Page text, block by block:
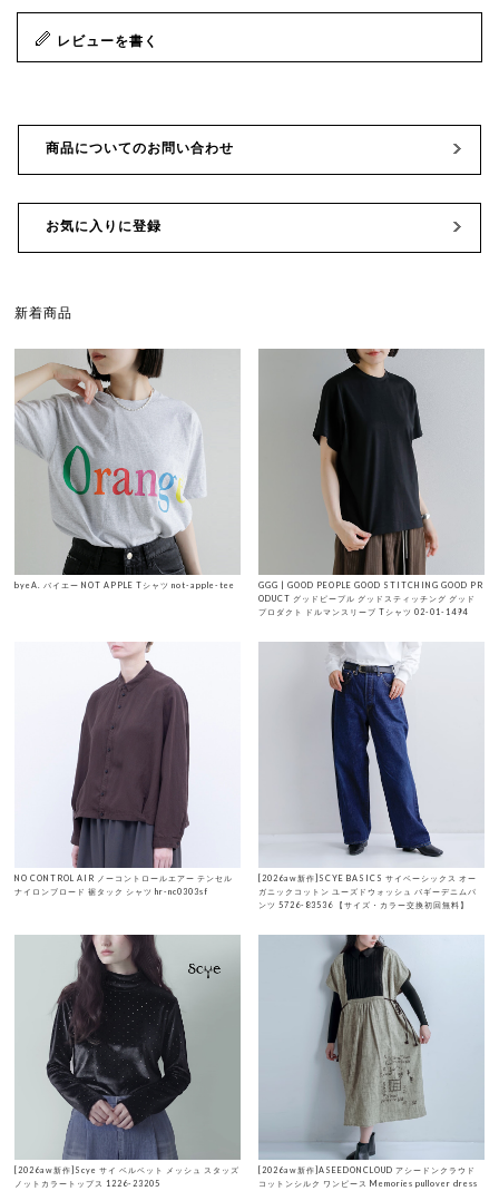
レビューを書く
商品についてのお問い合わせ
お気に入りに登録
新着商品
byeA. バイエー NOT APPLE Tシャツ not-apple-tee
GGG | GOOD PEOPLE GOOD STITCHING GOOD PR
ODUCT グッドピープル グッドスティッチング グッド
プロダクト ドルマンスリーブ Tシャツ 02-01-1494
NO CONTROL AIR ノーコントロールエアー テンセル
ナイロンブロード 裾タック シャツ hr-nc0303sf
[2026aw新作]SCYE BASICS サイベーシックス オー
ガニックコットン ユーズドウォッシュ バギーデニムパ
ンツ 5726-83536 【サイズ・カラー交換初回無料】
[2026aw新作]Scye サイ ベルベット メッシュ スタッズ
ノットカラートップス 1226-23205
[2026aw新作]ASEEDONCLOUD アシードンクラウド
コットンシルク ワンピース Memories pullover dress